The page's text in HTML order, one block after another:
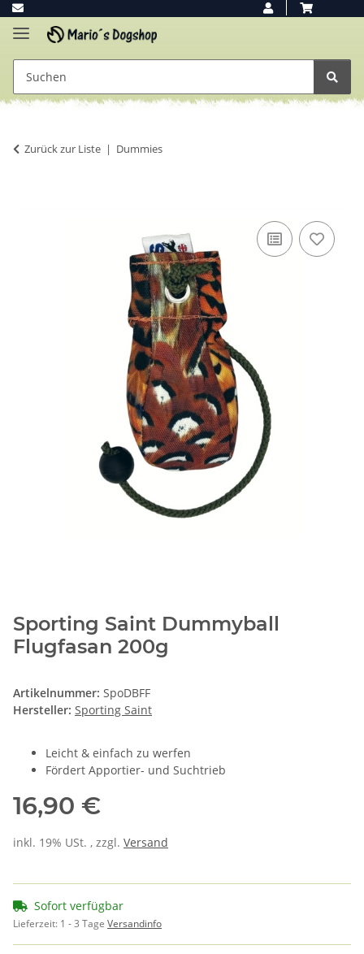
Zurück zur Liste Dummies
Sporting Saint Dummyball
Flugfasan 200g
Artikelnummer: SpoDBFF
Hersteller: Sporting Saint
Leicht & einfach zu werfen
Fördert Apportier- und Suchtrieb
16,90 €
inkl. 19% USt. , zzgl. Versand
Sofort verfügbar
Lieferzeit: 1 - 3 Tage Versandinfo